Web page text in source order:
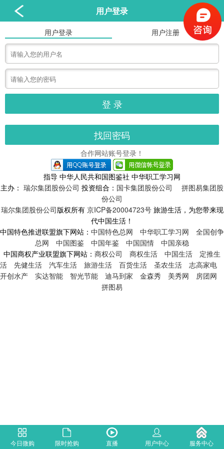
用户登录
用户登录 用户注册
合作网站账号登录！
今日微购 限时抢购 直播 用户中心 服务中心
指导 中华人民共和国图鉴社 中华职工学习网
主办： 瑞尔集团股份公司 投资组合： 国卡集团股份公司
拼图易集团股
份公司
瑞尔集团股份公司版权所有 京ICP备20004723号旅游生活，为您带来现
代中国生活！
中国特色推进联盟旗下网站： 中国特色总网 中华职工学习网
全国创争
总网
中国图鉴 中国年鉴 中国国情
中国亲稳
中国商权产业联盟旗下网站： 商权公司 商权生活 中国生活
定推生
活
先健生活 汽车生活 旅游生活 百货生活 圣农生活
志高家电
开创水产
实达智能 智光节能 迪马到家 金森秀 美秀网
房团网
拼图易